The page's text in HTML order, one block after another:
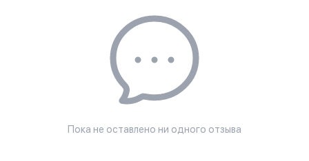
Пока не оставлено ни одного отзыва